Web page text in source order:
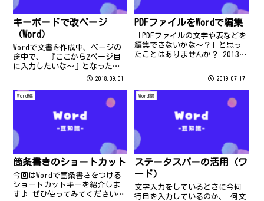
キーボードで改ページ
（Word）
Wordで文書を作成中、ページの
途中で、 『ここから2ページ目
に入力したいな～』となった時
どうされていますか？？2018.09.01
PDFファイルをWordで編集
「PDFファイルの文字や表などを
編集できないかな～？」と思っ
たことはありませんか？ 2013以
なりできるようになっていま
す！ ダメ元でも一度試す価値あ
り！ですよ( *´艸｀) ①...
2019.07.17
Word編
箇条書きのショートカット
今回はWordで箇条書きをつける
ショートカットキーを紹介しま
す♪ ぜひ使ってみてください
Word編
ステータスバーの活用（ワ
ード）
文字入力をしているときに今何
行目を入力しているのか、 何文